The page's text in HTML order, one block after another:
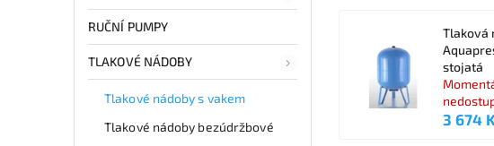
RUČNÍ PUMPY
TLAKOVÉ NÁDOBY
Tlakové nádoby s vakem
Tlakové nádoby bezúdržbové
Tlaková
stojatá
3 674